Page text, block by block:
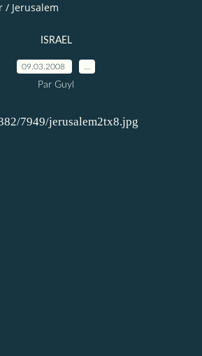
/ Jerusalem
ISRAEL
09.03.2008
Par Guyl